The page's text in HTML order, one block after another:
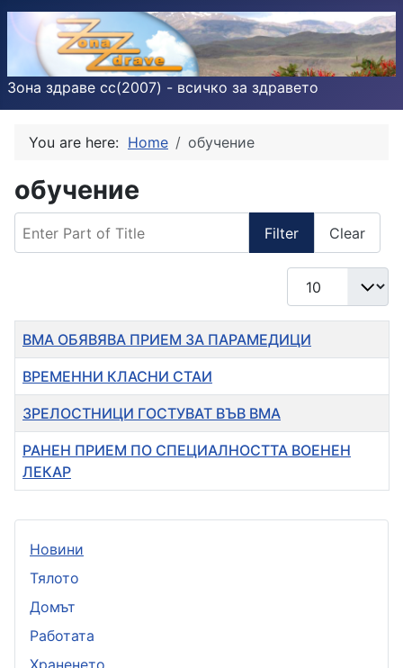
Зона здраве cc(2007) - всичко за здравето
You are here: Home обучение
обучение
Filter Clear
Display #
Title
ВМА ОБЯВЯВА ПРИЕМ ЗА ПАРАМЕДИЦИ
ВРЕМЕННИ КЛАСНИ СТАИ
ЗРЕЛОСТНИЦИ ГОСТУВАТ ВЪВ ВМА
РАНЕН ПРИЕМ ПО СПЕЦИАЛНОСТТА ВОЕНЕН
ЛЕКАР
Новини
Тялото
Домът
Работата